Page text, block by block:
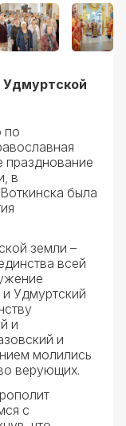
Удмуртской
по
празднование
в
была
земли –
всей
Удмуртский
и
и
молились
верующих.
с